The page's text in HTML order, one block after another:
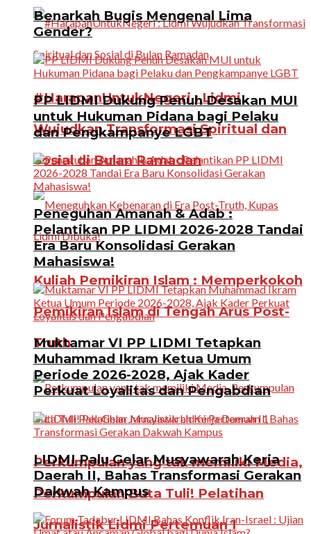
#HarapanUntukNegeri : Lidmi
Wujudkan Transformasi Spiritual dan
Sosial di Bulan Ramadan
Kuliah Pemikiran Islam : Memperkokoh
Pemikiran Islam di Tengah Arus Post-
Truth
Perkumpulan yang tak memiliki Media,
Perkumpulan Buta Tuli! Pelatihan
Jurnalistik Lidmi Pertemuan 1
Benarkah Bugis Mengenal Lima
Gender?
PP LIDMI Dukung Penuh Desakan MUI
untuk Hukuman Pidana bagi Pelaku
dan Pengkampanye LGBT
Peneguhan Amanah & Adab :
Pelantikan PP LIDMI 2026-2028 Tandai
Era Baru Konsolidasi Gerakan
Mahasiswa!
Muktamar VI PP LIDMI Tetapkan
Muhammad Ikram Ketua Umum
Periode 2026-2028, Ajak Kader
Perkuat Loyalitas dan Pengabdian
LIDMI Palu Gelar Musyawarah Kerja
Daerah II, Bahas Transformasi Gerakan
Dakwah Kampus